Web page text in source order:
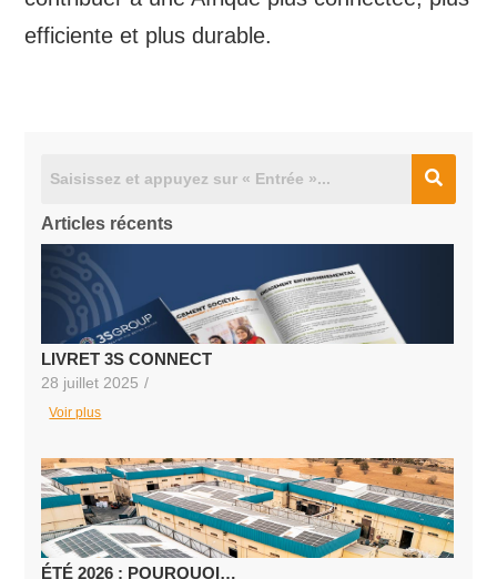
efficiente et plus durable.
Articles récents
LIVRET 3S CONNECT
28 juillet 2025 /
Voir plus
ÉTÉ 2026 : POURQUOI…